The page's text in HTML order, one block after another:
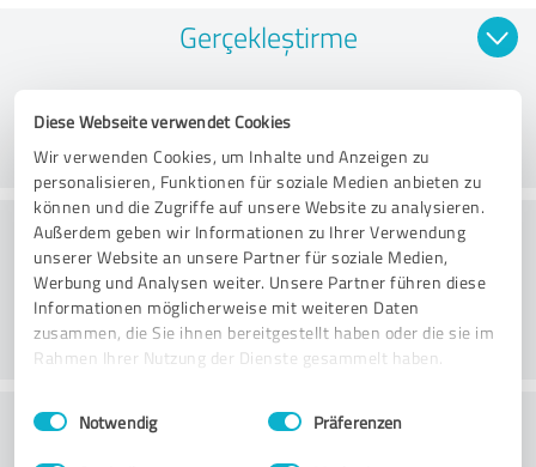
Diese Webseite verwendet Cookies
Wir verwenden Cookies, um Inhalte und Anzeigen zu
personalisieren, Funktionen für soziale Medien anbieten zu
können und die Zugriffe auf unsere Website zu analysieren.
Außerdem geben wir Informationen zu Ihrer Verwendung
unserer Website an unsere Partner für soziale Medien,
Werbung und Analysen weiter. Unsere Partner führen diese
Informationen möglicherweise mit weiteren Daten
zusammen, die Sie ihnen bereitgestellt haben oder die sie im
Rahmen Ihrer Nutzung der Dienste gesammelt haben.
Impressum Datenschutzbestimmungen
Einwilligungsauswahl
Notwendig Präferenzen
Gerçekleştirme
Danışmanlık
Müşteri Hizmetleri